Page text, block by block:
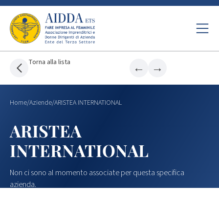
Torna alla lista ← →
Home/Aziende/ARISTEA INTERNATIONAL
ARISTEA
INTERNATIONAL
Non ci sono al momento associate per questa specifica
azienda.